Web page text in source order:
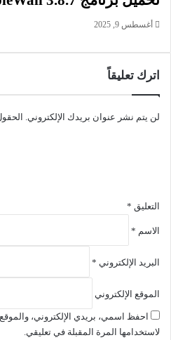
تحميل
32 bit
تحميل
على تحويل ملفات الفيديو والصوت
إلى دفع أي تكاليف. يتميز
أغسطس 9, 2025
اترك تعليقاً
لن يتم نشر عنوان بريدك الإلكتروني.
التعليق *
الاسم *
البريد الإلكتروني *
الموقع الإلكتروني
احفظ اسمي، بريدي الإلكتروني،
لاستخدامها المرة المقبلة في تعليقي.